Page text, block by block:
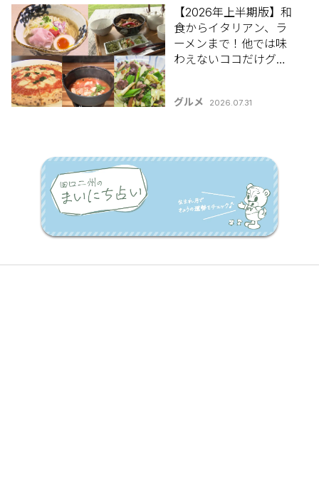
【2026年上半期版】和
食からイタリアン、ラ
ーメンまで！他では味
わえないココだけグル
グルメ 2026.07.31